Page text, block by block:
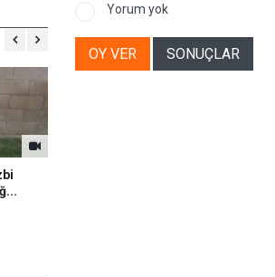
Yorum yok
OY VER SONUÇLAR